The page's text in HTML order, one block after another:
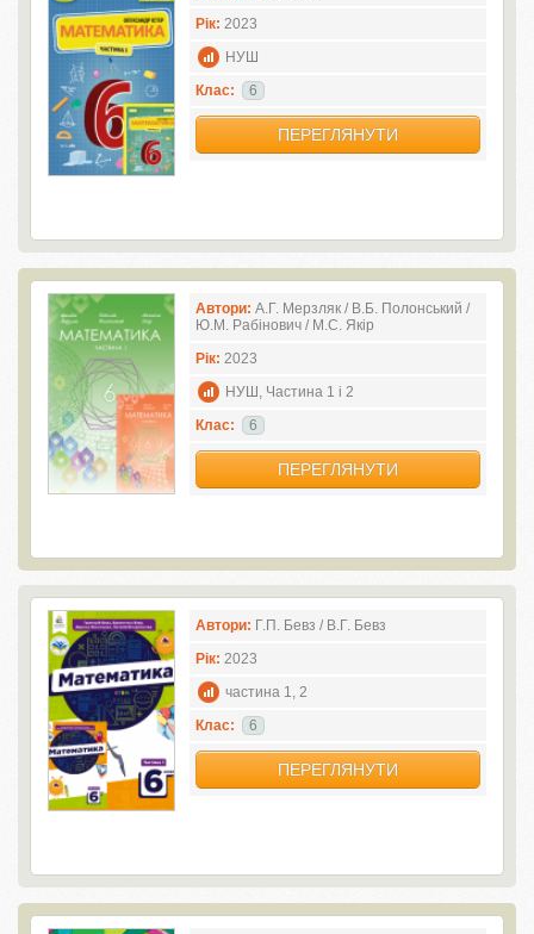
Рік: 2023
НУШ
Клас:
6
ПЕРЕГЛЯНУТИ
Автори: А.Г. Мерзляк / В.Б. Полонський /
Ю.М. Рабінович / М.С. Якір
Рік: 2023
НУШ, Частина 1 і 2
Клас:
6
ПЕРЕГЛЯНУТИ
Автори: Г.П. Бевз / В.Г. Бевз
Рік: 2023
частина 1, 2
Клас:
6
ПЕРЕГЛЯНУТИ